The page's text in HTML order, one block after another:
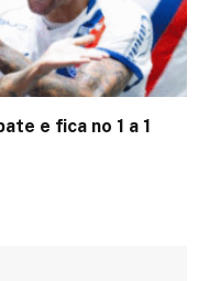
e fica no 1 a 1